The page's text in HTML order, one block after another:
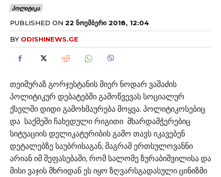
ᲞᲝᲚᲘᲢᲘᲙᲐ
PUBLISHED ON 22 ᲜᲝᲔᲛᲑᲔᲠᲘ 2018, 12:04
BY ODISHINEWS.GE
თეიმურაზ გორჯესტანის მიერ ნოდარ ვაშაძის
პოლიტიკურ დებატებში გამოწვევას სოციალურ
ქსელში დიდი გამოხმაურება მოყვა. პოლიტიკოსებიც
და საქმეში ჩახედული რიგითი მხარდამჭერებიც
სიტუაციის დელიკატურიბის გამო თავს იკავებენ
დეტალებზე საუბრისაგან, მაგრამ ერთსულოვანნი
არიან იმ შეფასებაში, რომ სალომე ზურაბიშვილისა და
მისი ვაჯის მხრიდან ეს იყო ზღვარსგადასული ცინიზმი